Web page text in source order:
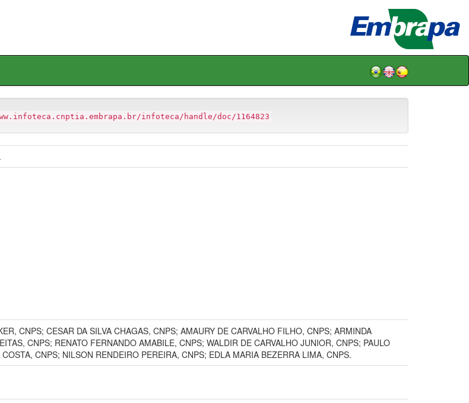
infoteca/handle/doc/1164823
CNPS; CESAR DA SILVA CHAGAS, CNPS; AMAURY DE CARVALHO FILHO, CNPS; ARMINDA
CNPS; RENATO FERNANDO AMABILE, CNPS; WALDIR DE CARVALHO JUNIOR, CNPS; PAULO
CNPS; NILSON RENDEIRO PEREIRA, CNPS; EDLA MARIA BEZERRA LIMA, CNPS.